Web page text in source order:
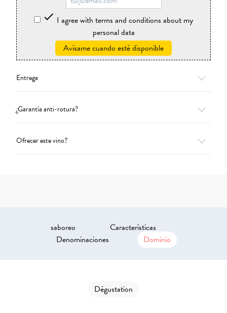
 I agree with terms and conditions about my
personal data
Avísame cuando esté disponible
Entrega
¿Garantía anti-rotura?
Ofrecer este vino?
saboreo
Características
Denominaciones
Dominio
Dégustation